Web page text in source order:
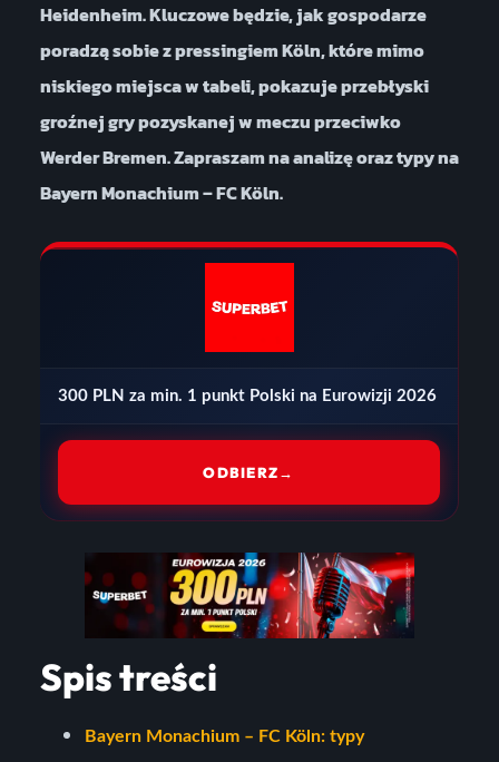
Heidenheim. Kluczowe będzie, jak gospodarze
poradzą sobie z pressingiem Köln, które mimo
niskiego miejsca w tabeli, pokazuje przebłyski
groźnej gry pozyskanej w meczu przeciwko
Werder Bremen. Zapraszam na analizę oraz typy na
Bayern Monachium – FC Köln.
300 PLN za min. 1 punkt Polski na Eurowizji 2026
ODBIERZ→
Spis treści
Bayern Monachium – FC Köln: typy